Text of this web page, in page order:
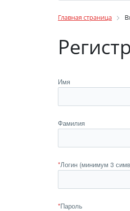
Главная страница
Имя
Фамилия
*Логин (минимум 3
*Пароль